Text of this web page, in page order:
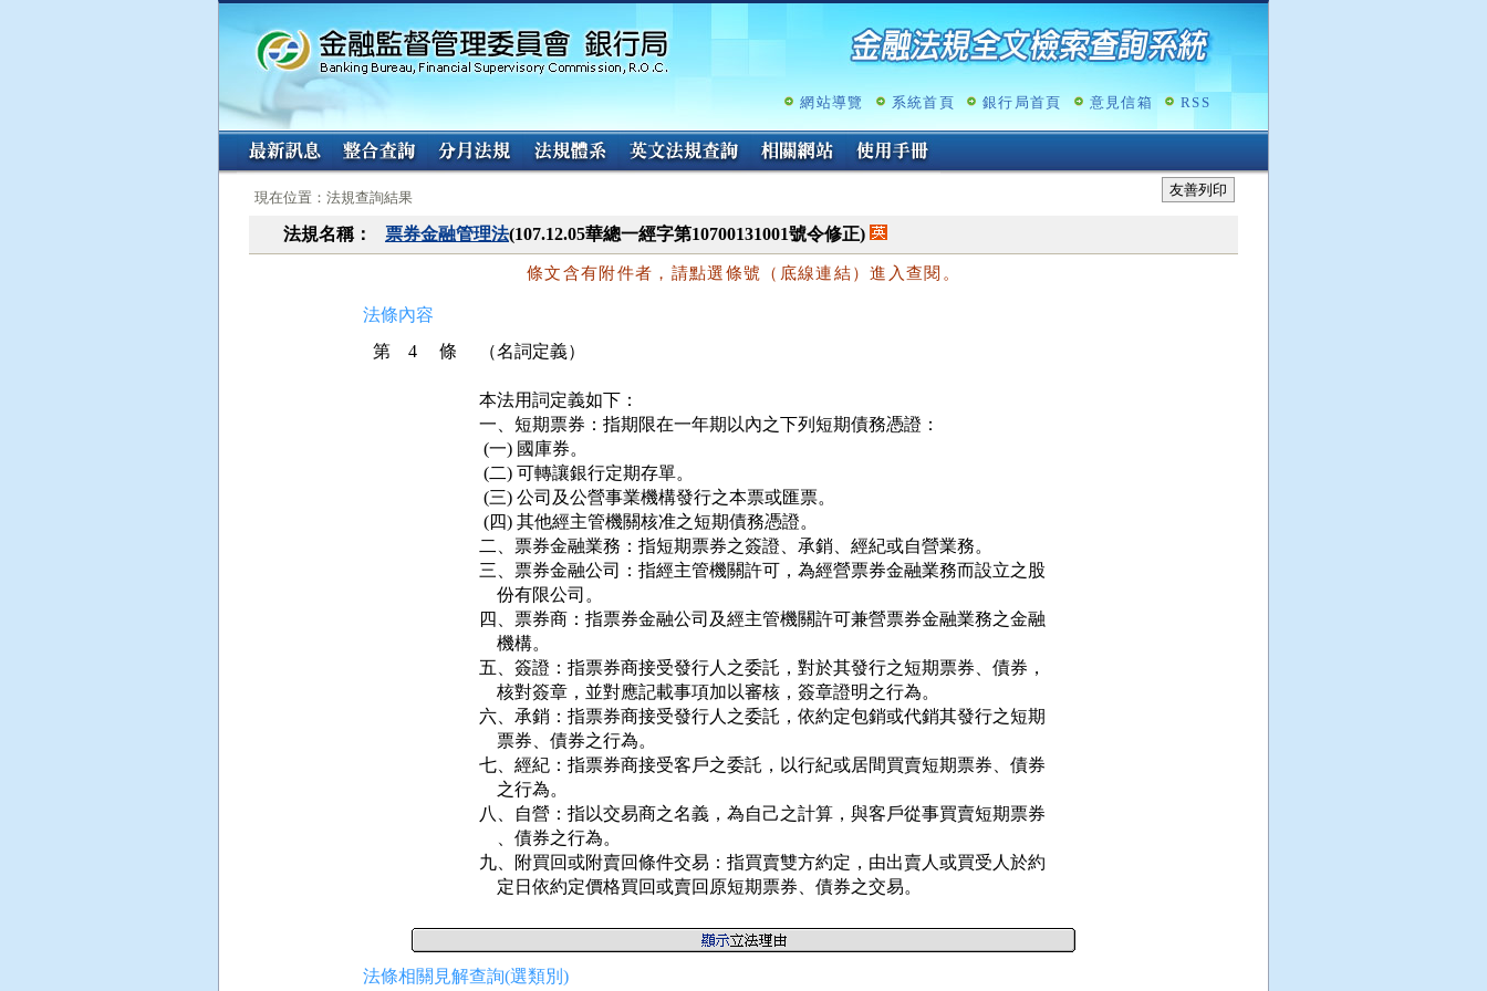
跳
容
網站導覽 系統首頁 銀行局首頁 意見信箱 RSS
:::
現在位置：法規查詢結果 友善列印
法規名稱： 票券金融管理法(107.12.05華總一經字第10700131001號令修正)
條文含有附件者，請點選條號（底線連結）進入查閱。
法條內容
第 4 條
（名詞定義）
本法用詞定義如下：
一、短期票券：指期限在一年期以內之下列短期債務憑證：
(一) 國庫券。
(二) 可轉讓銀行定期存單。
(三) 公司及公營事業機構發行之本票或匯票。
(四) 其他經主管機關核准之短期債務憑證。
二、票券金融業務：指短期票券之簽證、承銷、經紀或自營業務。
三、票券金融公司：指經主管機關許可，為經營票券金融業務而設立之股
    份有限公司。
四、票券商：指票券金融公司及經主管機關許可兼營票券金融業務之金融
    機構。
五、簽證：指票券商接受發行人之委託，對於其發行之短期票券、債券，
    核對簽章，並對應記載事項加以審核，簽章證明之行為。
六、承銷：指票券商接受發行人之委託，依約定包銷或代銷其發行之短期
    票券、債券之行為。
七、經紀：指票券商接受客戶之委託，以行紀或居間買賣短期票券、債券
    之行為。
八、自營：指以交易商之名義，為自己之計算，與客戶從事買賣短期票券
    、債券之行為。
九、附買回或附賣回條件交易：指買賣雙方約定，由出賣人或買受人於約
    定日依約定價格買回或賣回原短期票券、債券之交易。
法條相關見解查詢(選類別)